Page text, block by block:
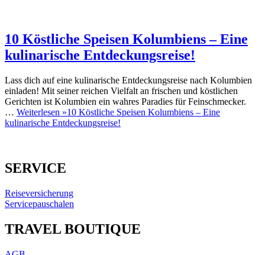
10 Köstliche Speisen Kolumbiens – Eine
kulinarische Entdeckungsreise!
Lass dich auf eine kulinarische Entdeckungsreise nach Kolumbien
einladen! Mit seiner reichen Vielfalt an frischen und köstlichen
Gerichten ist Kolumbien ein wahres Paradies für Feinschmecker.
… Weiterlesen »10 Köstliche Speisen Kolumbiens – Eine
kulinarische Entdeckungsreise!
SERVICE
Reiseversicherung
Servicepauschalen
TRAVEL BOUTIQUE